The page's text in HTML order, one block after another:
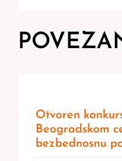
Otvoren
Beogradskom
bezbednosnu